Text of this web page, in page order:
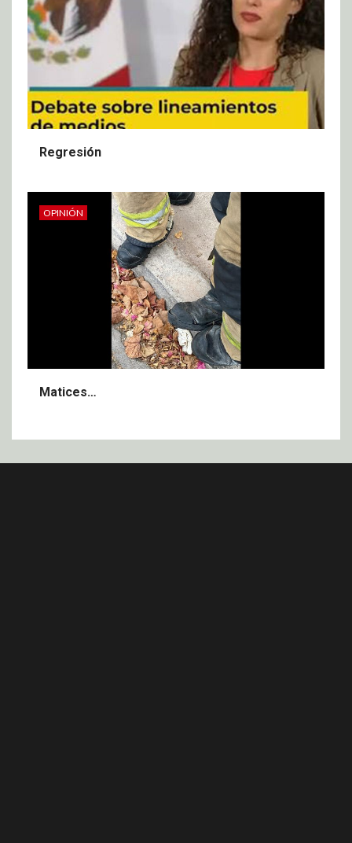
Regresión
OPINIÓN
Matices…